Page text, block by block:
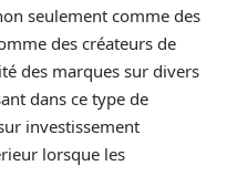
seulement comme des
des créateurs de
des marques sur divers
dans ce type de
investissement
lorsque les